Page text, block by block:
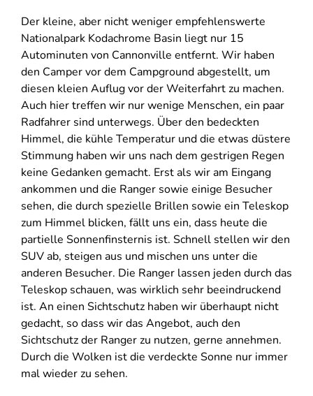
Der kleine, aber nicht weniger empfehlenswerte
Nationalpark Kodachrome Basin liegt nur 15
Autominuten von Cannonville entfernt. Wir haben
den Camper vor dem Campground abgestellt, um
diesen kleien Auflug vor der Weiterfahrt zu machen.
Auch hier treffen wir nur wenige Menschen, ein paar
Radfahrer sind unterwegs. Über den bedeckten
Himmel, die kühle Temperatur und die etwas düstere
Stimmung haben wir uns nach dem gestrigen Regen
keine Gedanken gemacht. Erst als wir am Eingang
ankommen und die Ranger sowie einige Besucher
sehen, die durch spezielle Brillen sowie ein Teleskop
zum Himmel blicken, fällt uns ein, dass heute die
partielle Sonnenfinsternis ist. Schnell stellen wir den
SUV ab, steigen aus und mischen uns unter die
anderen Besucher. Die Ranger lassen jeden durch das
Teleskop schauen, was wirklich sehr beeindruckend
ist. An einen Sichtschutz haben wir überhaupt nicht
gedacht, so dass wir das Angebot, auch den
Sichtschutz der Ranger zu nutzen, gerne annehmen.
Durch die Wolken ist die verdeckte Sonne nur immer
mal wieder zu sehen.